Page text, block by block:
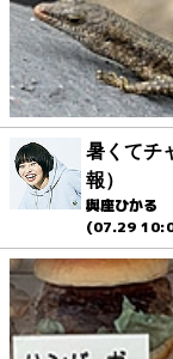
暑くてチ
報）
與座ひかる
(07.29